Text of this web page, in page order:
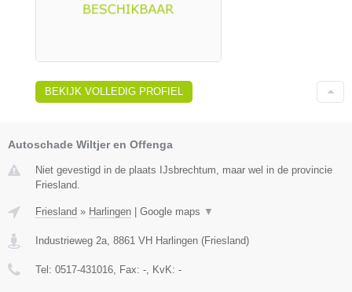
BEKIJK VOLLEDIG PROFIEL
Autoschade Wiltjer en Offenga
Niet gevestigd in de plaats IJsbrechtum, maar wel in de provincie
Friesland.
Friesland » Harlingen Google maps ▼
Industrieweg 2a, 8861 VH Harlingen (Friesland)
Tel: 0517-431016, Fax: -, KvK: -